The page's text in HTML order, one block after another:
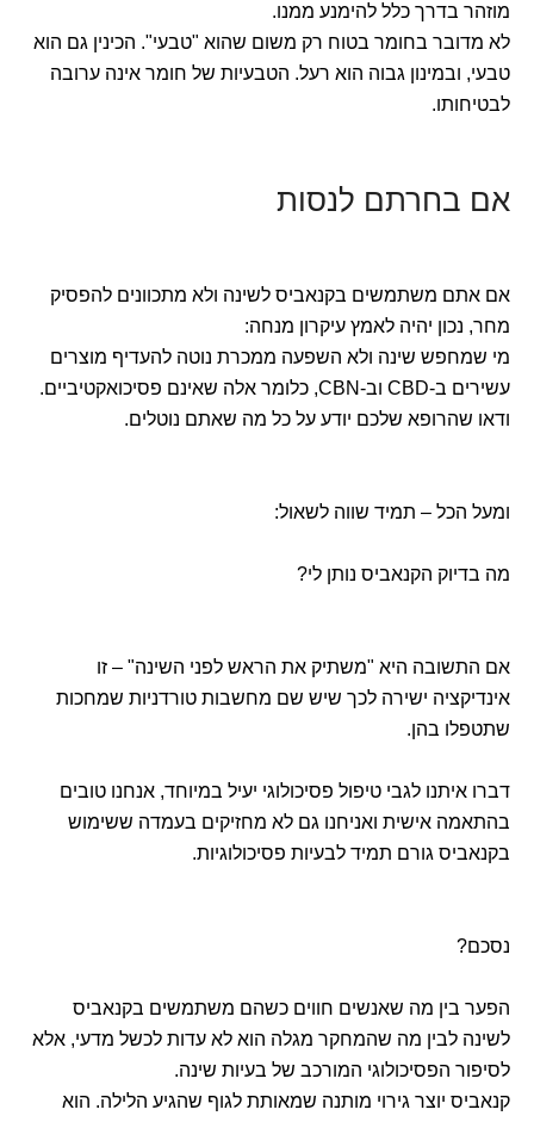
מוזהר בדרך כלל להימנע ממנו.
לא מדובר בחומר בטוח רק משום שהוא "טבעי". הכינין גם הוא
טבעי, ובמינון גבוה הוא רעל. הטבעיות של חומר אינה ערובה
לבטיחותו.
אם בחרתם לנסות
אם אתם משתמשים בקנאביס לשינה ולא מתכוונים להפסיק
מחר, נכון יהיה לאמץ עיקרון מנחה:
מי שמחפש שינה ולא השפעה ממכרת נוטה להעדיף מוצרים
עשירים ב-CBD וב-CBN, כלומר אלה שאינם פסיכואקטיביים.
ודאו שהרופא שלכם יודע על כל מה שאתם נוטלים.
ומעל הכל – תמיד שווה לשאול:
מה בדיוק הקנאביס נותן לי?
אם התשובה היא "משתיק את הראש לפני השינה" – זו
אינדיקציה ישירה לכך שיש שם מחשבות טורדניות שמחכות
שתטפלו בהן.
דברו איתנו לגבי טיפול פסיכולוגי יעיל במיוחד, אנחנו טובים
בהתאמה אישית ואניחנו גם לא מחזיקים בעמדה ששימוש
בקנאביס גורם תמיד לבעיות פסיכולוגיות.
נסכם?
הפער בין מה שאנשים חווים כשהם משתמשים בקנאביס
לשינה לבין מה שהמחקר מגלה הוא לא עדות לכשל מדעי, אלא
לסיפור הפסיכולוגי המורכב של בעיות שינה.
קנאביס יוצר גירוי מותנה שמאותת לגוף שהגיע הלילה. הוא